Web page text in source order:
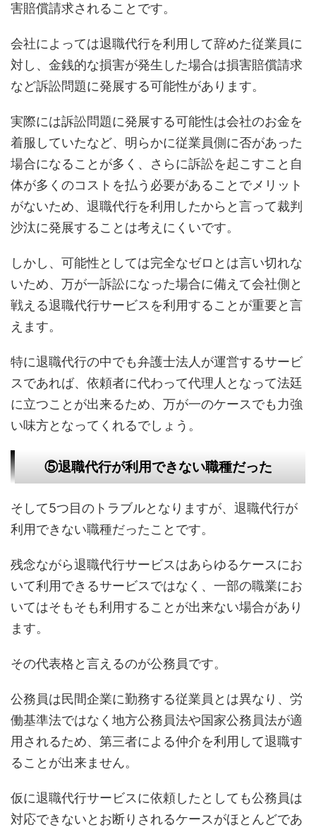
害賠償請求されることです。
会社によっては退職代行を利用して辞めた従業員に
対し、金銭的な損害が発生した場合は損害賠償請求
など訴訟問題に発展する可能性があります。
実際には訴訟問題に発展する可能性は会社のお金を
着服していたなど、明らかに従業員側に否があった
場合になることが多く、さらに訴訟を起こすこと自
体が多くのコストを払う必要があることでメリット
がないため、退職代行を利用したからと言って裁判
沙汰に発展することは考えにくいです。
しかし、可能性としては完全なゼロとは言い切れな
いため、万が一訴訟になった場合に備えて会社側と
戦える退職代行サービスを利用することが重要と言
えます。
特に退職代行の中でも弁護士法人が運営するサービ
スであれば、依頼者に代わって代理人となって法廷
に立つことが出来るため、万が一のケースでも力強
い味方となってくれるでしょう。
⑤退職代行が利用できない職種だった
そして5つ目のトラブルとなりますが、退職代行が
利用できない職種だったことです。
残念ながら退職代行サービスはあらゆるケースにお
いて利用できるサービスではなく、一部の職業にお
いてはそもそも利用することが出来ない場合があり
ます。
その代表格と言えるのが公務員です。
公務員は民間企業に勤務する従業員とは異なり、労
働基準法ではなく地方公務員法や国家公務員法が適
用されるため、第三者による仲介を利用して退職す
ることが出来ません。
仮に退職代行サービスに依頼したとしても公務員は
対応できないとお断りされるケースがほとんどであ